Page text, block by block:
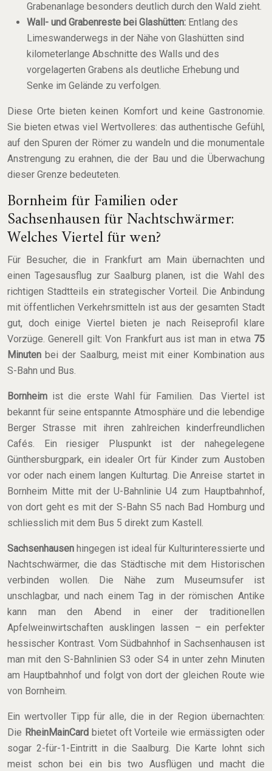
Grabenanlage besonders deutlich durch den Wald zieht.
Wall- und Grabenreste bei Glashütten: Entlang des
Limeswanderwegs in der Nähe von Glashütten sind
kilometerlange Abschnitte des Walls und des
vorgelagerten Grabens als deutliche Erhebung und
Senke im Gelände zu verfolgen.
Diese Orte bieten keinen Komfort und keine Gastronomie.
Sie bieten etwas viel Wertvolleres: das authentische Gefühl,
auf den Spuren der Römer zu wandeln und die monumentale
Anstrengung zu erahnen, die der Bau und die Überwachung
dieser Grenze bedeuteten.
Bornheim für Familien oder
Sachsenhausen für Nachtschwärmer:
Welches Viertel für wen?
Für Besucher, die in Frankfurt am Main übernachten und
einen Tagesausflug zur Saalburg planen, ist die Wahl des
richtigen Stadtteils ein strategischer Vorteil. Die Anbindung
mit öffentlichen Verkehrsmitteln ist aus der gesamten Stadt
gut, doch einige Viertel bieten je nach Reiseprofil klare
Vorzüge. Generell gilt: Von Frankfurt aus ist man in etwa 75
Minuten bei der Saalburg, meist mit einer Kombination aus
S-Bahn und Bus.
Bornheim ist die erste Wahl für Familien. Das Viertel ist
bekannt für seine entspannte Atmosphäre und die lebendige
Berger Strasse mit ihren zahlreichen kinderfreundlichen
Cafés. Ein riesiger Pluspunkt ist der nahegelegene
Günthersburgpark, ein idealer Ort für Kinder zum Austoben
vor oder nach einem langen Kulturtag. Die Anreise startet in
Bornheim Mitte mit der U-Bahnlinie U4 zum Hauptbahnhof,
von dort geht es mit der S-Bahn S5 nach Bad Homburg und
schliesslich mit dem Bus 5 direkt zum Kastell.
Sachsenhausen hingegen ist ideal für Kulturinteressierte und
Nachtschwärmer, die das Städtische mit dem Historischen
verbinden wollen. Die Nähe zum Museumsufer ist
unschlagbar, und nach einem Tag in der römischen Antike
kann man den Abend in einer der traditionellen
Apfelweinwirtschaften ausklingen lassen – ein perfekter
hessischer Kontrast. Vom Südbahnhof in Sachsenhausen ist
man mit den S-Bahnlinien S3 oder S4 in unter zehn Minuten
am Hauptbahnhof und folgt von dort der gleichen Route wie
von Bornheim.
Ein wertvoller Tipp für alle, die in der Region übernachten:
Die RheinMainCardbietet oft Vorteile wie ermässigten oder
sogar 2-für-1-Eintritt in die Saalburg. Die Karte lohnt sich
meist schon bei ein bis two Ausflügen und macht die